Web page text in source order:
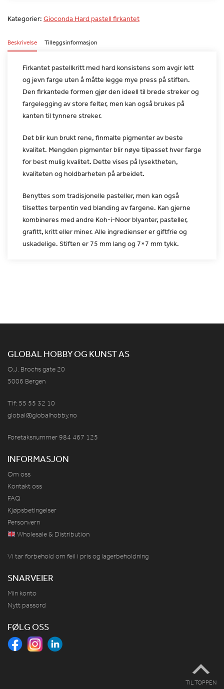
Kategorier: Gioconda Hard pastell firkantet
Beskrivelse Tilleggsinformasjon
Firkantet pastellkritt med hard konsistens som avgir lett
og jevn farge uten å måtte legge mye press på stiften.
Den firkantede formen gjør den ideell til brede streker og
fargelegging av store felter, men kan også brukes på
kanten til tynnere streker.
Det blir kun brukt rene, finmalte pigmenter av beste
kvalitet. Mengden pigmenter blir nøye tilpasset hver farge
for best mulig kvalitet. Dette vises på lysektheten,
kvaliteten og holdbarheten påarbeidet.
Benyttes som tradisjonelle pasteller, men kan også
tilsettes terpentin ved blanding av fargene. Kan gjerne
kombineres med andre Koh-i-Noor blyanter, pasteller,
grafitt, kritt eller miner. Alle ingredienser er giftfrie og
uskadelige. Stiften er 75 mm lang og 7×7 mm tykk.
GLOBAL HOBBY OG KUNST AS
O.J. Brochs gate 20
5006 Bergen
Tlf: 55 55 32 10
global@globalhobby.no
Foretaksnummer 984 467 125
INFORMASJON
Om oss
Kontakt oss
FAQ
Kjøpsbetingelser
Personvern
Wholesale & Distribution
Vi tar forbehold om feil i pris og lagerbeholdning
SNARVEIER
Min konto
Nytt passord
FØLG OSS
TIL TOPPEN